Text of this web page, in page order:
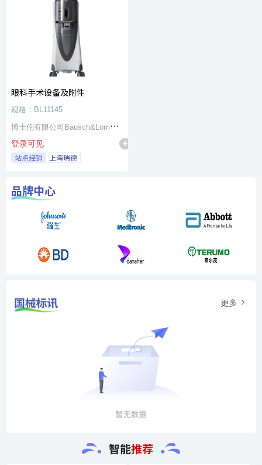
眼科手术设备及附件
规格：BL11145
博士伦有限公司Bausch&Lomb
Incorporated
登录可见
站点经销 上海瑞德
品牌中心